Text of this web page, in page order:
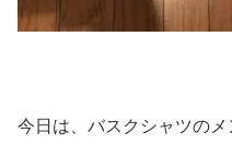
今日は、 バスクシャツの